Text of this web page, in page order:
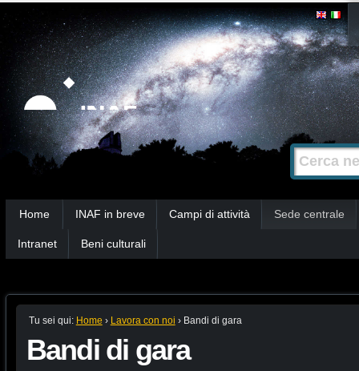
Strumenti
personali
Salta
contenuti.
|
Salta
alla
navigazione
Cerca nel
Ricerca
avanzata…
Home INAF in breve Campi di attività Sede centrale
Intranet Beni culturali
Tu sei qui: Home › Lavora con noi › Bandi di gara
Bandi di gara